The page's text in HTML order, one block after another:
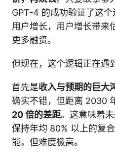
GPT-4 的成功验证了这
用户增长，用户增长带来
更多融资。
但现在，这个逻辑正在遇
首先是收入与预期的巨大
确实不错，但距离 2030
20 倍的差距。这意味着
保持年均 80% 以上的复
能，但难度极高。